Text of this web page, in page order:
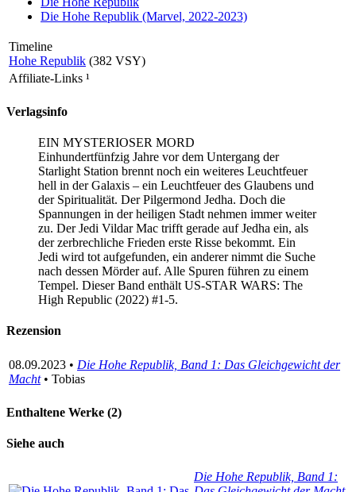
Die Hohe Republik (Marvel, 2022-2023)
Timeline
Hohe Republik (382 VSY)
Affiliate-Links ¹
Verlagsinfo
EIN MYSTERIOSER MORD
Einhundertfünfzig Jahre vor dem Untergang der
Starlight Station brennt noch ein weiteres Leuchtfeuer
hell in der Galaxis – ein Leuchtfeuer des Glaubens und
der Spiritualität. Der Pilgermond Jedha. Doch die
Spannungen in der heiligen Stadt nehmen immer weiter
zu. Der Jedi Vildar Mac trifft gerade auf Jedha ein, als
der zerbrechliche Frieden erste Risse bekommt. Ein
Jedi wird tot aufgefunden, ein anderer nimmt die Suche
nach dessen Mörder auf. Alle Spuren führen zu einem
Tempel. Dieser Band enthält US-STAR WARS: The
High Republic (2022) #1-5.
Rezension
08.09.2023 • Die Hohe Republik, Band 1: Das Gleichgewicht der
Macht• Tobias
Enthaltene Werke (2)
Siehe auch
Die Hohe Republik, Band 1: